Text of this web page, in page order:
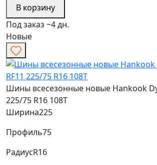
В корзину
Под заказ ~4 дн.
Новые
Шины всесезонные новые Hankook
225/75 R16 108T
Ширина225
Профиль75
РадиусR16